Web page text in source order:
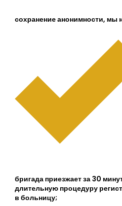
сохранение анонимности, мы
бригада приезжает за 30
длительную процедуру
в больницу;